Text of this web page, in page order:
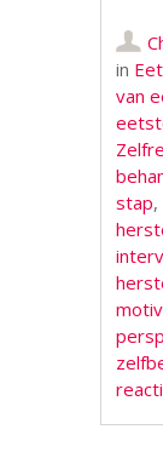
in
van
stap,